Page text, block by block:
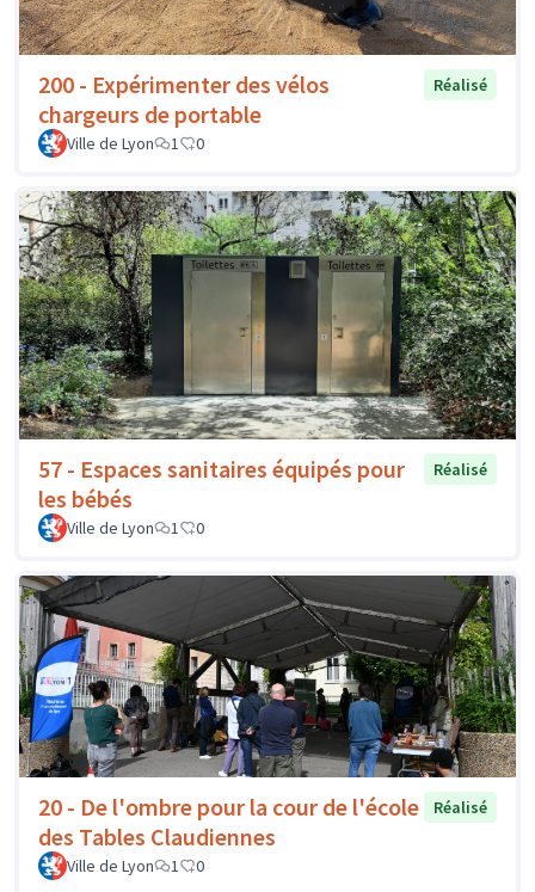
200 - Expérimenter des vélos
chargeurs de portable
Réalisé
Ville de Lyon 1 0
57 - Espaces sanitaires équipés pour
les bébés
Réalisé
Ville de Lyon 1 0
20 - De l'ombre pour la cour de l'école
des Tables Claudiennes
Réalisé
Ville de Lyon 1 0